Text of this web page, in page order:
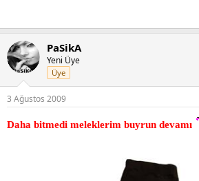
PaSikA
Yeni Üye
Üye
3 Ağustos 2009
Daha bitmedi meleklerim buyrun devamı